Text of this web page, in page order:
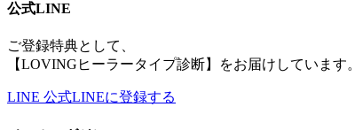
公式LINE
ご登録特典として、
【LOVINGヒーラータイプ診断】をお届けしています。
LINE 公式LINEに登録する